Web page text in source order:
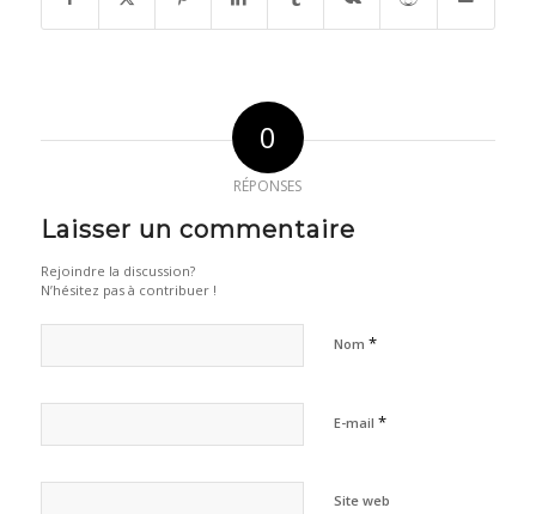
0
RÉPONSES
Laisser un commentaire
Rejoindre la discussion?
N’hésitez pas à contribuer !
Nom *
E-mail *
Site web